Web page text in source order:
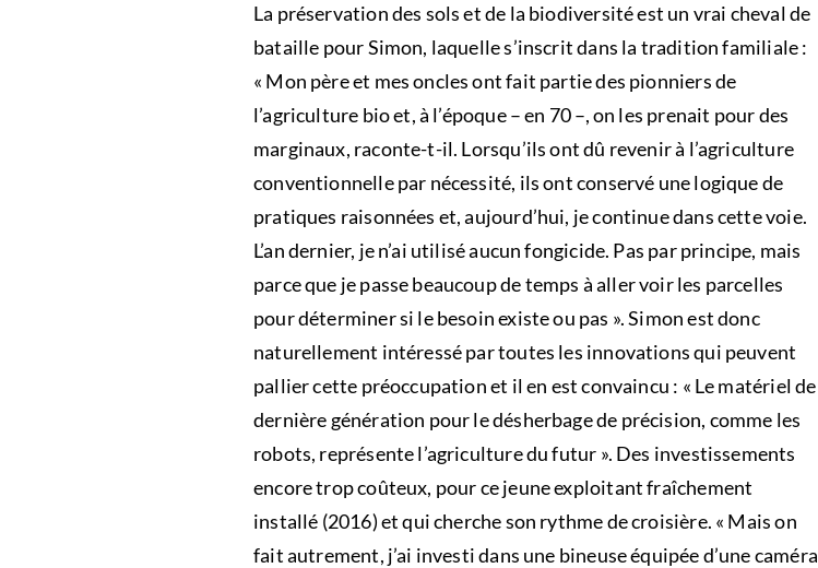
La préservation des sols et de la biodiversité est un vrai cheval de
bataille pour Simon, laquelle s’inscrit dans la tradition familiale :
« Mon père et mes oncles ont fait partie des pionniers de
l’agriculture bio et, à l’époque – en 70 –, on les prenait pour des
marginaux, raconte-t-il. Lorsqu’ils ont dû revenir à l’agriculture
conventionnelle par nécessité, ils ont conservé une logique de
pratiques raisonnées et, aujourd’hui, je continue dans cette voie.
L’an dernier, je n’ai utilisé aucun fongicide. Pas par principe, mais
parce que je passe beaucoup de temps à aller voir les parcelles
pour déterminer si le besoin existe ou pas ». Simon est donc
naturellement intéressé par toutes les innovations qui peuvent
pallier cette préoccupation et il en est convaincu : « Le matériel de
dernière génération pour le désherbage de précision, comme les
robots, représente l’agriculture du futur ». Des investissements
encore trop coûteux, pour ce jeune exploitant fraîchement
installé (2016) et qui cherche son rythme de croisière. « Mais on
fait autrement, j’ai investi dans une bineuse équipée d’une caméra